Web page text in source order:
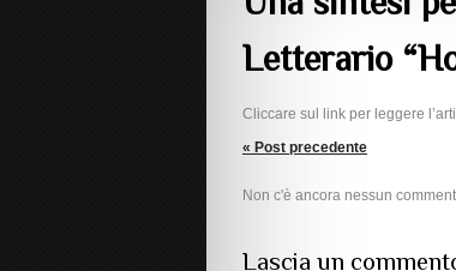
Letterario
Cliccare sul link per leggere
« Post precedente
Non c'è ancora nessun
Lascia un